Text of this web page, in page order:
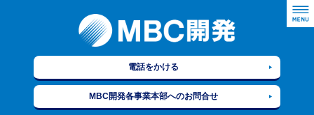
電話をかける
MBC開発各事業本部へのお問合せ